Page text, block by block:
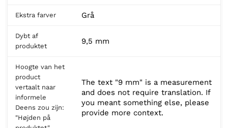
Ekstra farver Grå
Dybt af
produktet
9,5 mm
Hoogte van het
product
vertaalt naar
informele
Deens zou zijn:
"Højden på
The text "9 mm" is a measurement
and does not require translation. If
you meant something else, please
provide more context.